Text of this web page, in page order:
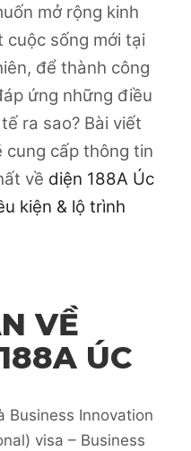
mở rộng kinh
cuộc sống mới tại
để thành công
ứng những điều
ra sao? Bài viết
cung cấp thông tin
về diện 188A Úc
kiện & lộ trình
VỀ
ÚC
Business Innovation
visa – Business